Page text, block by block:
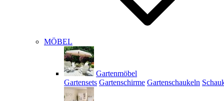
MÖBEL
Gartenmöbel
Gartensets Gartenschirme Gartenschaukeln